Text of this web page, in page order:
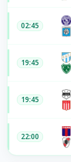
02:45
19:45
19:45
22:00